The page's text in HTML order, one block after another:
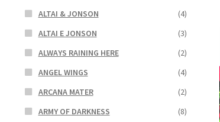
ALTAI & JONSON
(4)
ALTAI E JONSON
(3)
ALWAYS RAINING HERE
(2)
ANGEL WINGS
(4)
ARCANA MATER
(2)
ARMY OF DARKNESS
(8)